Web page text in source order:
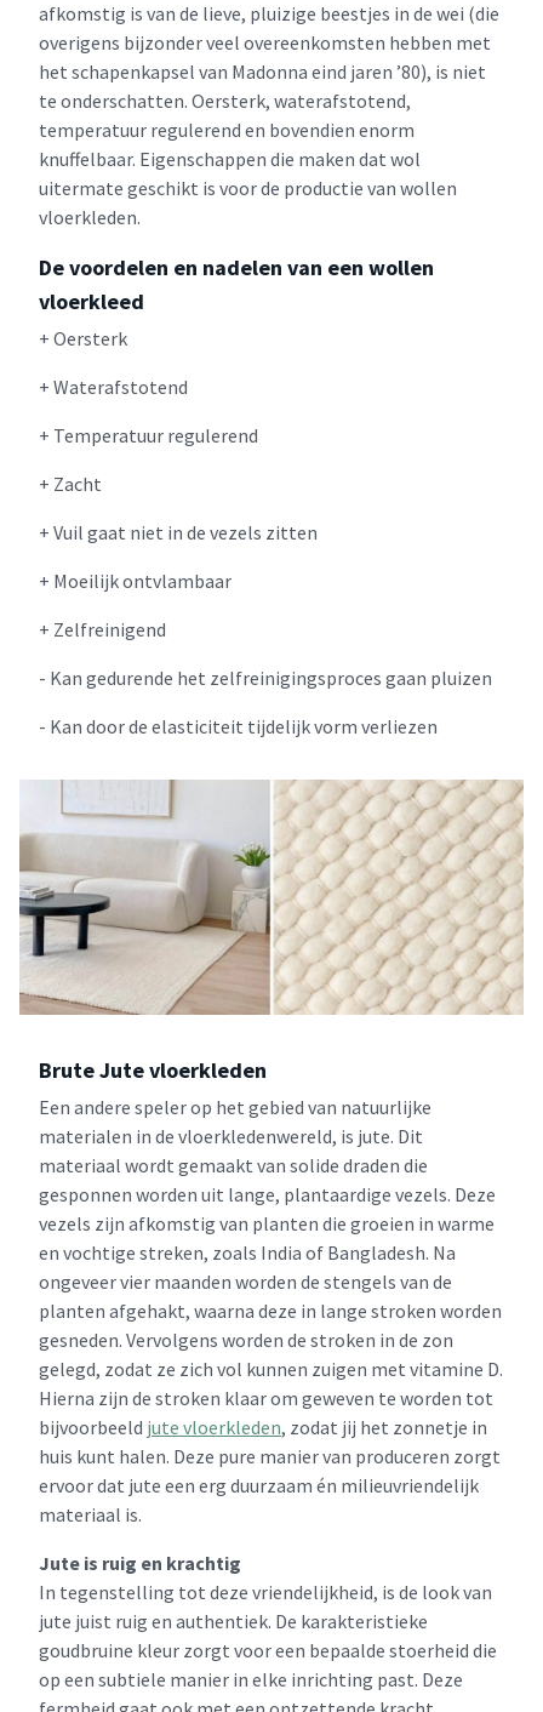
afkomstig is van de lieve, pluizige beestjes in de wei (die
overigens bijzonder veel overeenkomsten hebben met
het schapenkapsel van Madonna eind jaren ’80), is niet
te onderschatten. Oersterk, waterafstotend,
temperatuur regulerend en bovendien enorm
knuffelbaar. Eigenschappen die maken dat wol
uitermate geschikt is voor de productie van wollen
vloerkleden.
De voordelen en nadelen van een wollen
vloerkleed
+ Oersterk
+ Waterafstotend
+ Temperatuur regulerend
+ Zacht
+ Vuil gaat niet in de vezels zitten
+ Moeilijk ontvlambaar
+ Zelfreinigend
- Kan gedurende het zelfreinigingsproces gaan pluizen
- Kan door de elasticiteit tijdelijk vorm verliezen
Brute Jute vloerkleden
Een andere speler op het gebied van natuurlijke
materialen in de vloerkledenwereld, is jute. Dit
materiaal wordt gemaakt van solide draden die
gesponnen worden uit lange, plantaardige vezels. Deze
vezels zijn afkomstig van planten die groeien in warme
en vochtige streken, zoals India of Bangladesh. Na
ongeveer vier maanden worden de stengels van de
planten afgehakt, waarna deze in lange stroken worden
gesneden. Vervolgens worden de stroken in de zon
gelegd, zodat ze zich vol kunnen zuigen met vitamine D.
Hierna zijn de stroken klaar om geweven te worden tot
bijvoorbeeld jute vloerkleden, zodat jij het zonnetje in
huis kunt halen. Deze pure manier van produceren zorgt
ervoor dat jute een erg duurzaam én milieuvriendelijk
materiaal is.
Jute is ruig en krachtig
In tegenstelling tot deze vriendelijkheid, is de look van
jute juist ruig en authentiek. De karakteristieke
goudbruine kleur zorgt voor een bepaalde stoerheid die
op een subtiele manier in elke inrichting past. Deze